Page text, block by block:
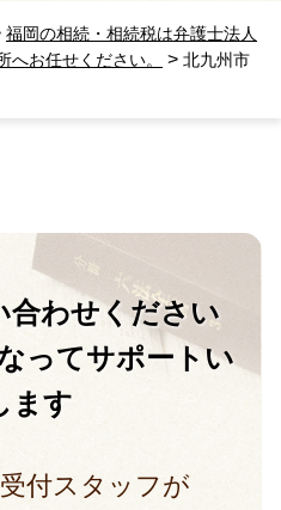
福岡の相続・相続税は弁護士法人
お任せください。
> 北九州市
合わせください
ってサポートい
ます
付スタッフが